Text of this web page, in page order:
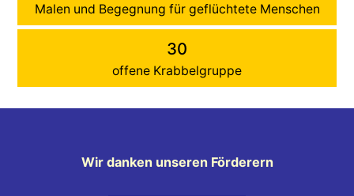
Malen und Begegnung für geflüchtete Menschen
30
offene Krabbelgruppe
Wir danken unseren Förderern